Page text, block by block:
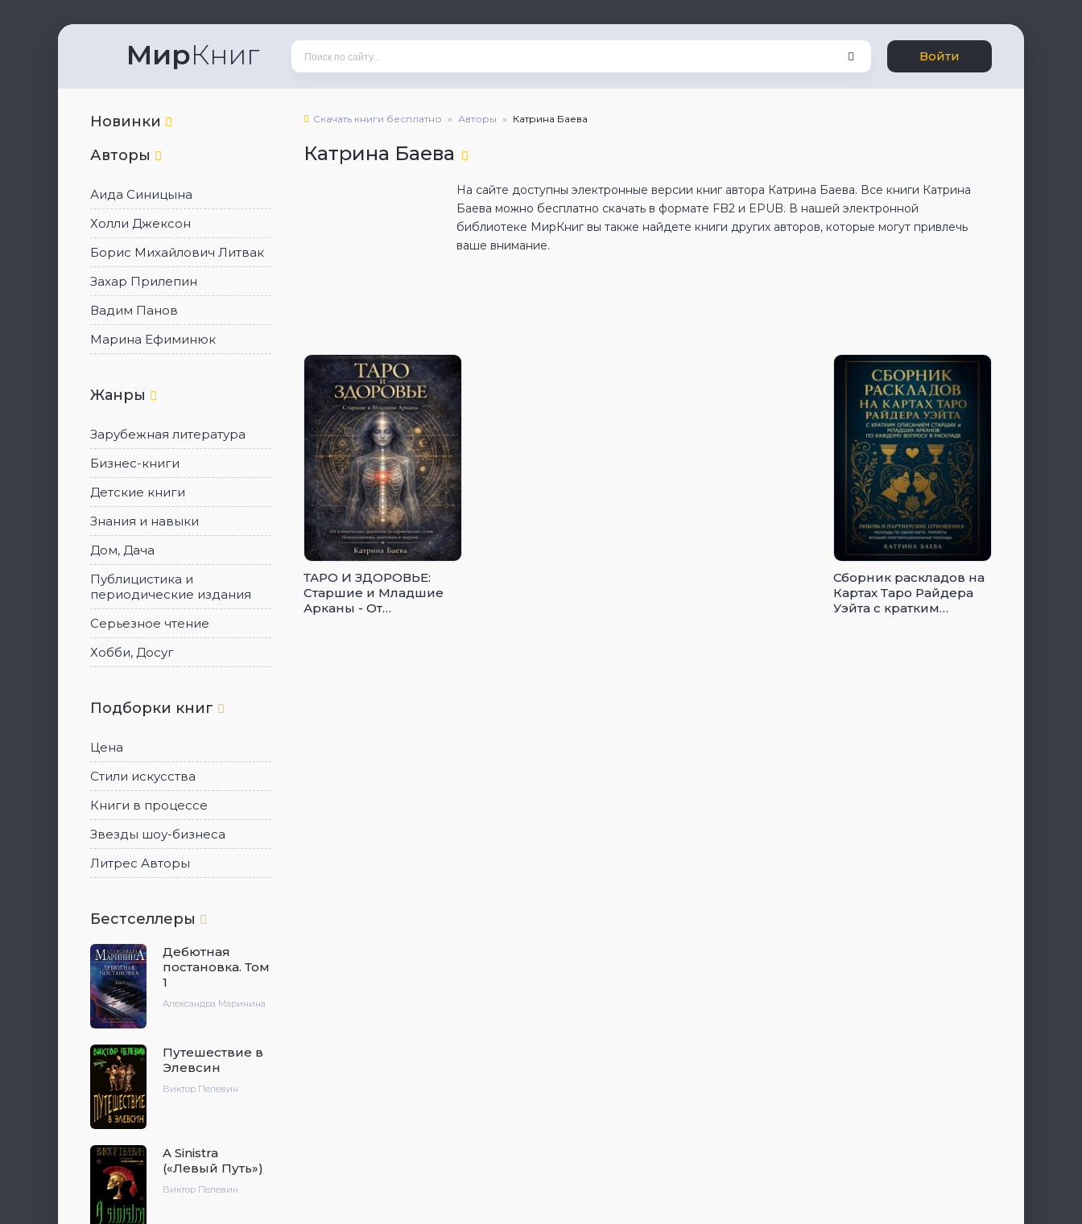
МирКниг Войти
Новинки
Авторы
Аида Синицына
Холли Джексон
Борис Михайлович Литвак
Захар Прилепин
Вадим Панов
Марина Ефиминюк
Жанры
Зарубежная литература
Бизнес-книги
Детские книги
Знания и навыки
Дом, Дача
Публицистика и
периодические издания
Серьезное чтение
Хобби, Досуг
Подборки книг
Цена
Стили искусства
Книги в процессе
Звезды шоу-бизнеса
Литрес Авторы
Бестселлеры
Дебютная
постановка. Том
1
Александра Маринина
Путешествие в
Элевсин
Виктор Пелевин
A Sinistra
(«Левый Путь»)
Виктор Пелевин
Скачать книги бесплатно Авторы Катрина Баева
Катрина Баева
На сайте доступны электронные версии книг автора Катрина Баева. Все книги Катрина
Баева можно бесплатно скачать в формате FB2 и EPUB. В нашей электронной
библиотеке МирКниг вы также найдете книги других авторов, которые могут привлечь
ваше внимание.
ТАРО И ЗДОРОВЬЕ:
Старшие и Младшие
Арканы - От
Сборник раскладов на
Картах Таро Райдера
Уэйта с кратким